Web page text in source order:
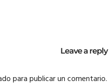
Leave a reply
para publicar un comentario.